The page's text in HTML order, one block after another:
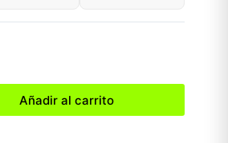
Añadir al carrito